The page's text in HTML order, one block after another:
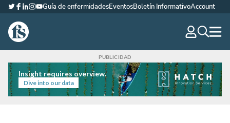
The Fish Site Española
Twitter
Facebook
LinkedIn
Instagram
YouTube
Guía de enfermidadesEventosBoletín InformativoAccount
Insight requires overview.
Dive into our data